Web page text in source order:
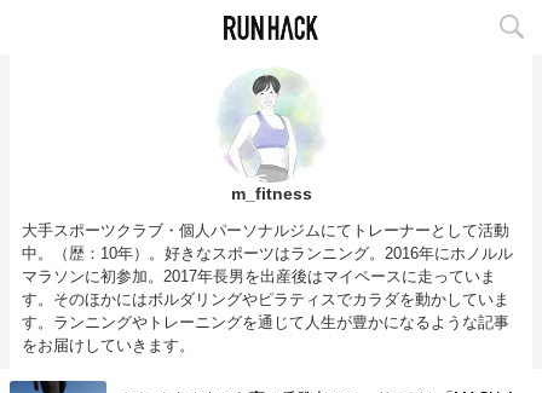
m_fitness
大手スポーツクラブ・個人パーソナルジムにてトレーナーとして活動
中。（歴：10年）。好きなスポーツはランニング。2016年にホノルル
マラソンに初参加。2017年長男を出産後はマイペースに走っていま
す。そのほかにはボルダリングやピラティスでカラダを動かしていま
す。ランニングやトレーニングを通じて人生が豊かになるような記事
をお届けしていきます。